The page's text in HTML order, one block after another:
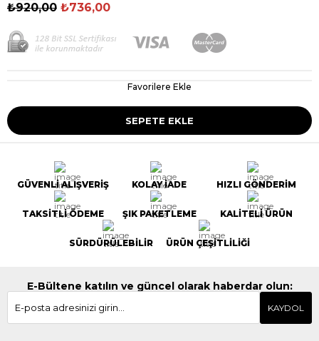
₺920,00 ₺736,00
Favorilere Ekle
GÜVENLİ ALIŞVERİŞ KOLAY İADE HIZLI GÖNDERİM
TAKSİTLİ ÖDEME ŞIK PAKETLEME KALİTELİ ÜRÜN
SÜRDÜRÜLEBİLİR ÜRÜN ÇEŞİTLİLİĞİ
E-Bültene katılın ve güncel olarak haberdar olun:
KAYDOL